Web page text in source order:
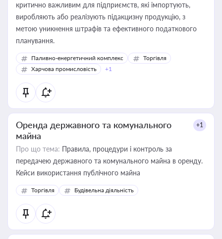
критично важливим для підприємств, які імпортують,
виробляють або реалізують підакцизну продукцію, з
метою уникнення штрафів та ефективного податкового
планування.
Паливно-енергетичний комплекс
Торгівля
Харчова промисловість
+1
Оренда державного та комунального
майна
+1
Про що тема: Правила, процедури і контроль за
передачею державного та комунального майна в оренду.
Кейси використання публічного майна
Торгівля Будівельна діяльність